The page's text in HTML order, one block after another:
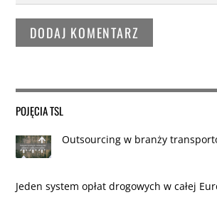
POJĘCIA TSL
Outsourcing w branży
Jeden system opłat drogowych w całej